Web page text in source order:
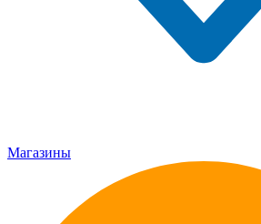
Магазины